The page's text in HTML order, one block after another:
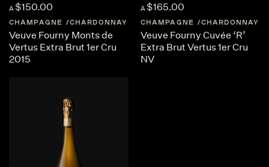
A $150.00
CHAMPAGNE CHARDONNAY FRANCE CHAMPAGNE
Veuve Fourny Monts de
Vertus Extra Brut 1er Cru
2015
A $165.00
CHAMPAGNE CHARDONNAY
Veuve Fourny Cuvée ‘R’
Extra Brut Vertus 1er Cru
NV